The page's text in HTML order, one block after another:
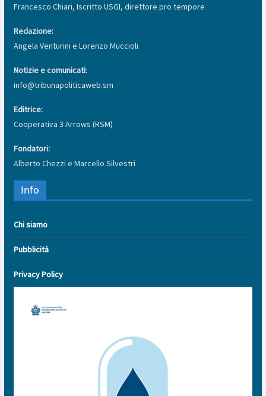
Francesco Chiari, Iscritto USGI, direttore pro tempore
Redazione:
Angela Venturini e Lorenzo Muccioli
Notizie e comunicati:
info@tribunapoliticaweb.sm
Editrice:
Cooperativa 3 Arrows (RSM)
Fondatori:
Alberto Chezzi e Marcello Silvestri
Info
Chi siamo
Pubblicità
Privacy Policy